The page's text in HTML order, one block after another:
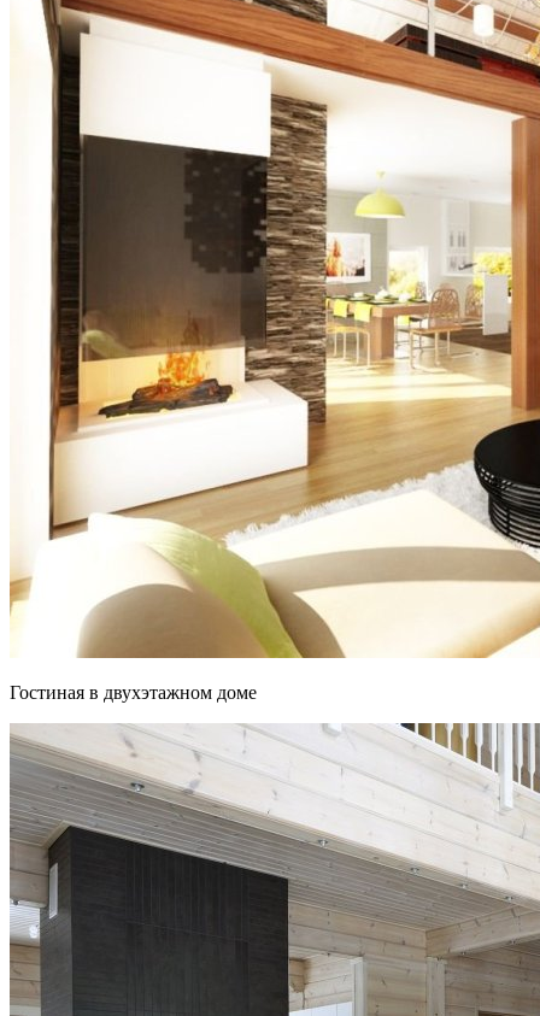
Гостиная в двухэтажном доме